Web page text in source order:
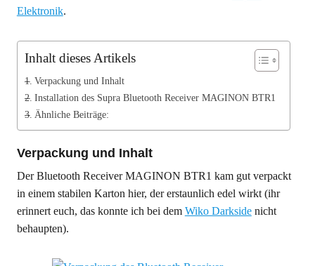
Elektronik.
Inhalt dieses Artikels
Verpackung und Inhalt
Installation des Supra Bluetooth Receiver MAGINON BTR1
Ähnliche Beiträge:
Verpackung und Inhalt
Der Bluetooth Receiver MAGINON BTR1 kam gut verpackt
in einem stabilen Karton hier, der erstaunlich edel wirkt (ihr
erinnert euch, das konnte ich bei dem Wiko Darksidenicht
behaupten).